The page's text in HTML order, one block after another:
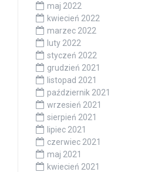
maj 2022
kwiecień 2022
marzec 2022
luty 2022
styczeń 2022
grudzień 2021
listopad 2021
październik 2021
wrzesień 2021
sierpień 2021
lipiec 2021
czerwiec 2021
maj 2021
kwiecień 2021